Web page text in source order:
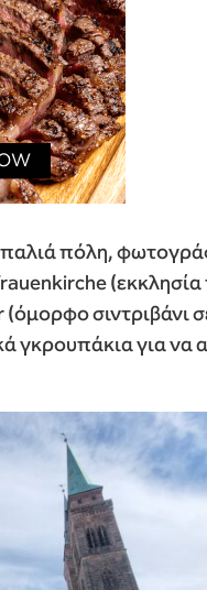
πόλη,
(εκκλησία
σιντριβάνι
γκρουπάκια για να